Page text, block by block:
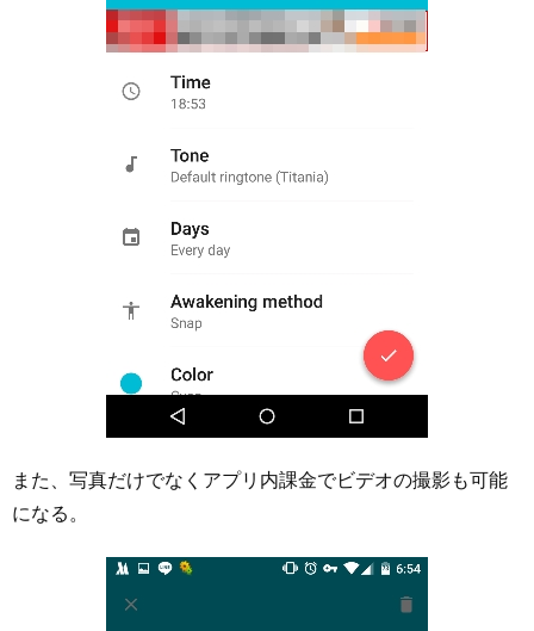
また、写真だけでなくアプリ内課金でビデオの撮影も可能
になる。